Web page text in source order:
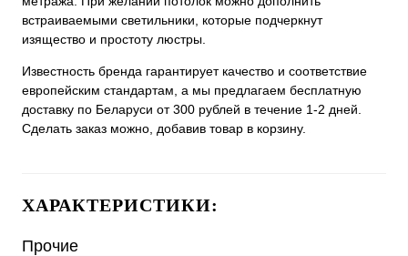
встраиваемыми светильники, которые подчеркнут
изящество и простоту люстры.
Известность бренда гарантирует качество и соответствие
европейским стандартам, а мы предлагаем бесплатную
доставку по Беларуси от 300 рублей в течение 1-2 дней.
Сделать заказ можно, добавив товар в корзину.
ХАРАКТЕРИСТИКИ:
Прочие